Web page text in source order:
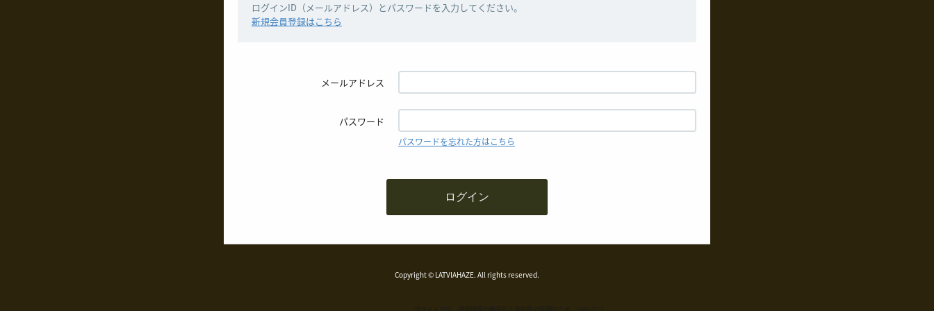
ログインID（メールアドレス）とパスワードを入力してください。
新規会員登録はこちら
メールアドレス
パスワード
パスワードを忘れた方はこちら
Copyright © LATVIAHAZE. All rights reserved.